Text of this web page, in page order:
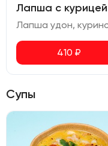
Лапша с курицей
410 ₽
Супы